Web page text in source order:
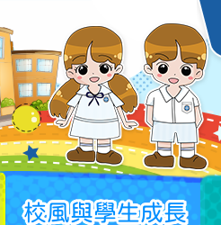
校風與學生成長